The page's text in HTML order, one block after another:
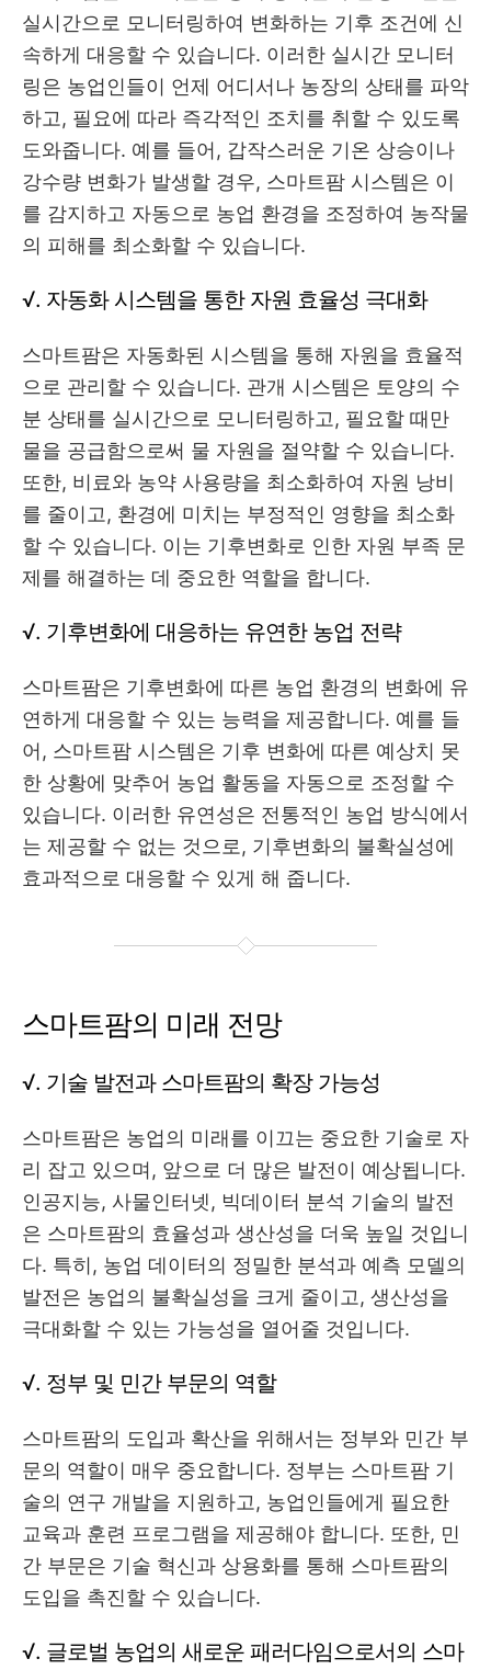
실시간으로 모니터링하여 변화하는 기후 조건에 신
속하게 대응할 수 있습니다. 이러한 실시간 모니터
링은 농업인들이 언제 어디서나 농장의 상태를 파악
하고, 필요에 따라 즉각적인 조치를 취할 수 있도록
도와줍니다. 예를 들어, 갑작스러운 기온 상승이나
강수량 변화가 발생할 경우, 스마트팜 시스템은 이
를 감지하고 자동으로 농업 환경을 조정하여 농작물
의 피해를 최소화할 수 있습니다.
√. 자동화 시스템을 통한 자원 효율성 극대화
스마트팜은 자동화된 시스템을 통해 자원을 효율적
으로 관리할 수 있습니다. 관개 시스템은 토양의 수
분 상태를 실시간으로 모니터링하고, 필요할 때만
물을 공급함으로써 물 자원을 절약할 수 있습니다.
또한, 비료와 농약 사용량을 최소화하여 자원 낭비
를 줄이고, 환경에 미치는 부정적인 영향을 최소화
할 수 있습니다. 이는 기후변화로 인한 자원 부족 문
제를 해결하는 데 중요한 역할을 합니다.
√. 기후변화에 대응하는 유연한 농업 전략
스마트팜은 기후변화에 따른 농업 환경의 변화에 유
연하게 대응할 수 있는 능력을 제공합니다. 예를 들
어, 스마트팜 시스템은 기후 변화에 따른 예상치 못
한 상황에 맞추어 농업 활동을 자동으로 조정할 수
있습니다. 이러한 유연성은 전통적인 농업 방식에서
는 제공할 수 없는 것으로, 기후변화의 불확실성에
효과적으로 대응할 수 있게 해 줍니다.
스마트팜의 미래 전망
√. 기술 발전과 스마트팜의 확장 가능성
스마트팜은 농업의 미래를 이끄는 중요한 기술로 자
리 잡고 있으며, 앞으로 더 많은 발전이 예상됩니다.
인공지능, 사물인터넷, 빅데이터 분석 기술의 발전
은 스마트팜의 효율성과 생산성을 더욱 높일 것입니
다. 특히, 농업 데이터의 정밀한 분석과 예측 모델의
발전은 농업의 불확실성을 크게 줄이고, 생산성을
극대화할 수 있는 가능성을 열어줄 것입니다.
√. 정부 및 민간 부문의 역할
스마트팜의 도입과 확산을 위해서는 정부와 민간 부
문의 역할이 매우 중요합니다. 정부는 스마트팜 기
술의 연구 개발을 지원하고, 농업인들에게 필요한
교육과 훈련 프로그램을 제공해야 합니다. 또한, 민
간 부문은 기술 혁신과 상용화를 통해 스마트팜의
도입을 촉진할 수 있습니다.
√. 글로벌 농업의 새로운 패러다임으로서의 스마